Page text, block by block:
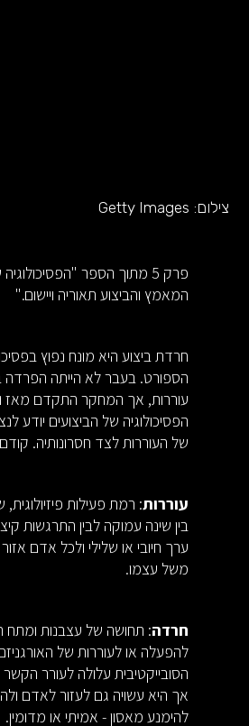
צילום: Getty Images
פרק 5 מתוך הספר
המאמץ והביצוע תאוריה ויישום."
חרדת ביצוע היא מונח נפוץ
הספורט. בעבר לא הייתה הפרדה
עוררות, אך המחקר התקדם מאז
הפסיכולוגיה של הביצועים יודע
של העוררות לצד חסרונותיה.
עוררות: רמת פעילות
בין שינה עמוקה לבין התרגשות
ערך חיובי או שלילי ולכל אדם
משל עצמו.
חרדה: תחושה של עצבנות ומתח
להפעלה או לעוררות של
הסובייקטיבית עלולה לעורר
אך היא עשויה גם לעזור לאדם
להימנע מאסון - אמיתי או מדומין.